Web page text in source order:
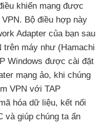
khiển mạng được
. Bộ điều hợp này
Adapter của bạn sau
trên máy như (Hamachi
Windows được cài đặt
mạng ảo, khi chúng
VPN với TAP
hóa dữ liệu, kết nối
và giúp chúng ta ẩn